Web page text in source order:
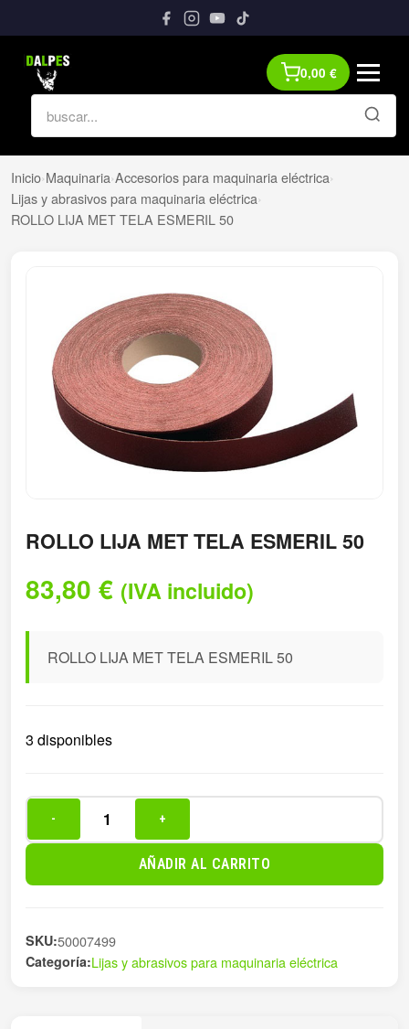
0,00 €
Inicio›Maquinaria›Accesorios para maquinaria eléctrica›
Lijas y abrasivos para maquinaria eléctrica›
ROLLO LIJA MET TELA ESMERIL 50
ROLLO LIJA MET TELA ESMERIL 50
83,80 € (IVA incluido)
ROLLO LIJA MET TELA ESMERIL 50
3 disponibles
LIJA
50
cantidad
- +
AÑADIR AL CARRITO
SKU:50007499
Categoría:Lijas y abrasivos para maquinaria eléctrica